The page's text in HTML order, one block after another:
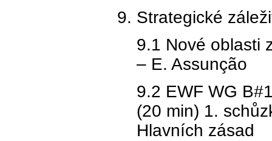
Strategické
9.1 Nové oblasti
– E. Assunção
9.2 EWF WG
(20 min) 1.
Hlavních zásad